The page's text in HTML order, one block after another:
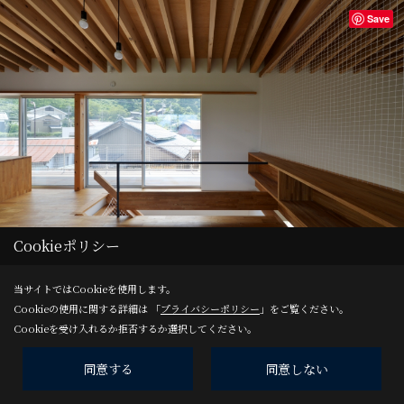
Save
Cookieポリシー
当サイトではCookieを使用します。
Cookieの使用に関する詳細は 「プライバシーポリシー 」をご覧ください。
Cookieを受け入れるか拒否するか選択してください。
同意する 同意しない